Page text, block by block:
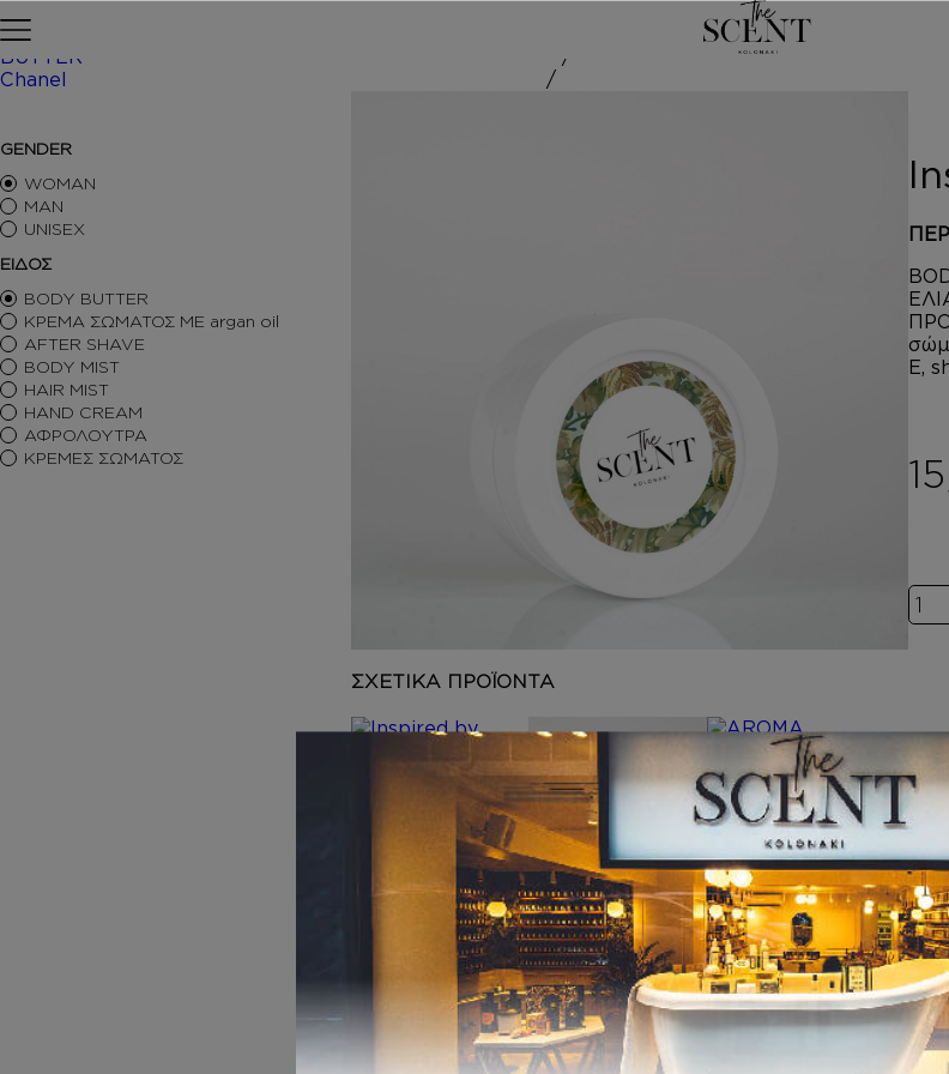
ΑΦΡΟΛΟΥΤΡΑ
ΚΡΕΜΕΣ ΣΩΜΑΤΟΣ
BODY BUTTER
BODY MIST
HAIR MIST
BODY SORBET – AFTER SUN
HAIR OILS
SHIMMERING BODY OIL
SKINCARE
ΑΝΤΙΣΗΠΤΙΚΑ
ΑΡΩΜΑΤΙΚΑ ΚΕΡΙΑ – DIFFUSERS
SETS
ΠΕΡΙΠΟΙΗΣΗ
BUTTER
Chanel
/ Inspired by
Ε,
GENDER
WOMAN
MAN
UNISEX
ΕΙΔΟΣ
BODY BUTTER
ΚΡΕΜΑ ΣΩΜΑΤΟΣ ΜΕ argan oil
AFTER SHAVE
BODY MIST
HAIR MIST
HAND CREAM
ΑΦΡΟΛΟΥΤΡΑ
ΚΡΕΜΕΣ ΣΩΜΑΤΟΣ
ΣΧΕΤΙΚΑ ΠΡΟΪΟΝΤΑ
11,00 €
ΑΦΡΟΛΟΥΤΡΑ
Inspired by
CHANCE
6,00€ –
ΑΡΩΜΑΤΑ
Inspired by
CHANCE
8,00€ –
20,00€